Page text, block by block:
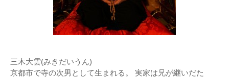
三木大雲(みきだいうん)
京都市で寺の次男として生まれる。 実家は兄が継いだた